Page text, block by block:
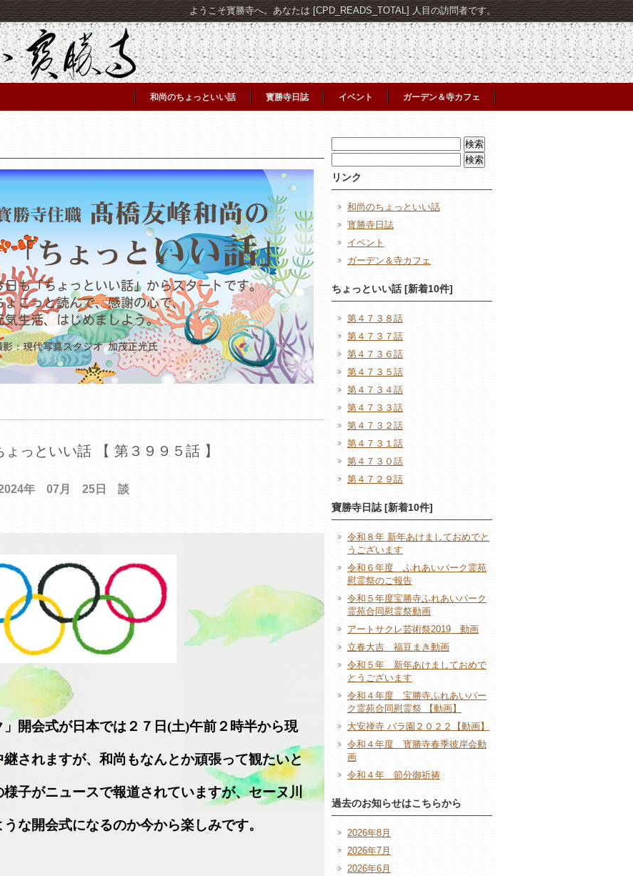
ようこそ寳勝寺へ。あなたは [CPD_READS_TOTAL] 人目の訪問者です。
和尚のちょっといい話 寳勝寺日誌 イベント ガーデン＆寺カフェ
っといい話 【 第３９９５話 】
年 07月 25日 談
」開会式が日本では２７日(土)午前２時半から現
されますが、和尚もなんとか頑張って観たいと
子がニュースで報道されていますが、セーヌ川
な開会式になるのか今から楽しみです。
索:
索:
リンク
和尚のちょっといい話
寳勝寺日誌
イベント
ガーデン＆寺カフェ
ちょっといい話 [新着10件]
第４７３８話
第４７３７話
第４７３６話
第４７３５話
第４７３４話
第４７３３話
第４７３２話
第４７３１話
第４７３０話
第４７２９話
寶勝寺日誌 [新着10件]
令和８年 新年あけましておめでと
うございます
令和６年度 ふれあいパーク霊苑
慰霊祭のご報告
令和５年度宝勝寺ふれあいパーク
霊苑合同慰霊祭動画
アートサクレ芸術祭2019 動画
立春大吉 福豆まき動画
令和５年 新年あけましておめで
とうございます
令和４年度 宝勝寺ふれあいパー
ク霊苑合同慰霊祭 【動画】
大安禅寺 バラ園２０２２【動画】
令和４年度 寳勝寺春季彼岸会動
画
令和４年 節分御祈祷
過去のお知らせはこちらから
2026年8月
2026年7月
2026年6月